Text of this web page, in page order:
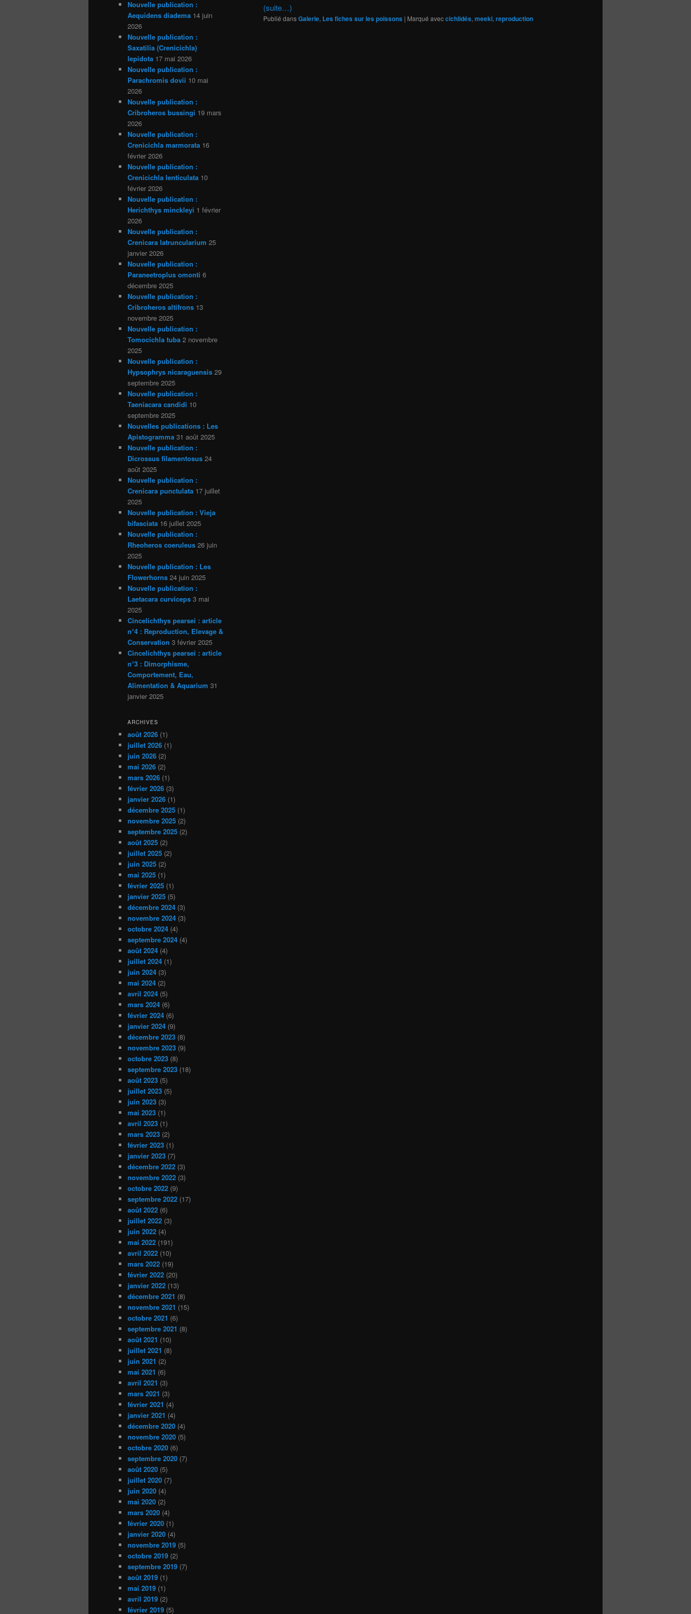
(suite…)
Publié dansGalerie, Les fiches sur les poissons | Marqué aveccichlidés, meeki, reproduction
Nouvelle publication :
Aequidens diadema 14 juin
2026
Nouvelle publication :
Saxatilia (Crenicichla)
lepidota 17 mai 2026
Nouvelle publication :
Parachromis dovii 10 mai
2026
Nouvelle publication :
Cribroheros bussingi 19 mars
2026
Nouvelle publication :
Crenicichla marmorata 16
février 2026
Nouvelle publication :
Crenicichla lenticulata 10
février 2026
Nouvelle publication :
Herichthys minckleyi 1 février
2026
Nouvelle publication :
Crenicara latruncularium 25
janvier 2026
Nouvelle publication :
Paraneetroplus omonti 6
décembre 2025
Nouvelle publication :
Cribroheros altifrons 13
novembre 2025
Nouvelle publication :
Tomocichla tuba 2 novembre
2025
Nouvelle publication :
Hypsophrys nicaraguensis 29
septembre 2025
Nouvelle publication :
Taeniacara candidi 10
septembre 2025
Nouvelles publications : Les
Apistogramma 31 août 2025
Nouvelle publication :
Dicrossus filamentosus 24
août 2025
Nouvelle publication :
Crenicara punctulata 17 juillet
2025
Nouvelle publication : Vieja
bifasciata 16 juillet 2025
Nouvelle publication :
Rheoheros coeruleus 26 juin
2025
Nouvelle publication : Les
Flowerhorns 24 juin 2025
Nouvelle publication :
Laetacara curviceps 3 mai
2025
Cincelichthys pearsei : article
n°4 : Reproduction, Elevage &
Conservation 3 février 2025
Cincelichthys pearsei : article
n°3 : Dimorphisme,
Comportement, Eau,
Alimentation & Aquarium 31
janvier 2025
ARCHIVES
août 2026 (1)
juillet 2026 (1)
juin 2026 (2)
mai 2026 (2)
mars 2026 (1)
février 2026 (3)
janvier 2026 (1)
décembre 2025 (1)
novembre 2025 (2)
septembre 2025 (2)
août 2025 (2)
juillet 2025 (2)
juin 2025 (2)
mai 2025 (1)
février 2025 (1)
janvier 2025 (5)
décembre 2024 (3)
novembre 2024 (3)
octobre 2024 (4)
septembre 2024 (4)
août 2024 (4)
juillet 2024 (1)
juin 2024 (3)
mai 2024 (2)
avril 2024 (5)
mars 2024 (6)
février 2024 (6)
janvier 2024 (9)
décembre 2023 (8)
novembre 2023 (9)
octobre 2023 (8)
septembre 2023 (18)
août 2023 (5)
juillet 2023 (5)
juin 2023 (3)
mai 2023 (1)
avril 2023 (1)
mars 2023 (2)
février 2023 (1)
janvier 2023 (7)
décembre 2022 (3)
novembre 2022 (3)
octobre 2022 (9)
septembre 2022 (17)
août 2022 (6)
juillet 2022 (3)
juin 2022 (4)
mai 2022 (191)
avril 2022 (10)
mars 2022 (19)
février 2022 (20)
janvier 2022 (13)
décembre 2021 (8)
novembre 2021 (15)
octobre 2021 (6)
septembre 2021 (8)
août 2021 (10)
juillet 2021 (8)
juin 2021 (2)
mai 2021 (6)
avril 2021 (3)
mars 2021 (3)
février 2021 (4)
janvier 2021 (4)
décembre 2020 (4)
novembre 2020 (5)
octobre 2020 (6)
septembre 2020 (7)
août 2020 (5)
juillet 2020 (7)
juin 2020 (4)
mai 2020 (2)
mars 2020 (4)
février 2020 (1)
janvier 2020 (4)
novembre 2019 (5)
octobre 2019 (2)
septembre 2019 (7)
août 2019 (1)
mai 2019 (1)
avril 2019 (2)
février 2019 (5)